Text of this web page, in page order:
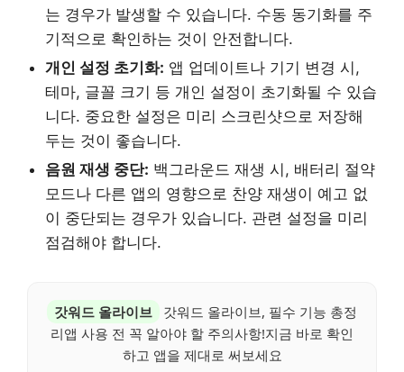
는 경우가 발생할 수 있습니다. 수동 동기화를 주
기적으로 확인하는 것이 안전합니다.
개인 설정 초기화: 앱 업데이트나 기기 변경 시,
테마, 글꼴 크기 등 개인 설정이 초기화될 수 있습
니다. 중요한 설정은 미리 스크린샷으로 저장해
두는 것이 좋습니다.
음원 재생 중단: 백그라운드 재생 시, 배터리 절약
모드나 다른 앱의 영향으로 찬양 재생이 예고 없
이 중단되는 경우가 있습니다. 관련 설정을 미리
점검해야 합니다.
갓워드 올라이브
갓워드 올라이브, 필수 기능 총정
리앱 사용 전 꼭 알아야 할 주의사항!지금 바로 확인
하고 앱을 제대로 써보세요